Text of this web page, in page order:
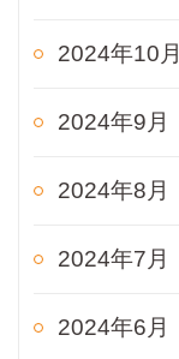
2024年10月
2024年9月
2024年8月
2024年7月
2024年6月